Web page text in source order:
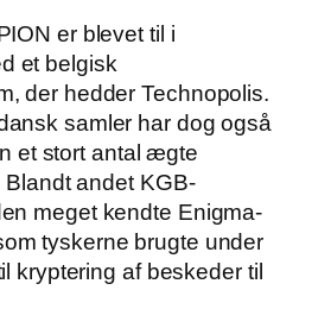
er blevet til i
et belgisk
der hedder Technopolis.
samler har dog også
et stort antal ægte
andet KGB-
meget kendte Enigma-
tyskerne brugte under
kryptering af beskeder til